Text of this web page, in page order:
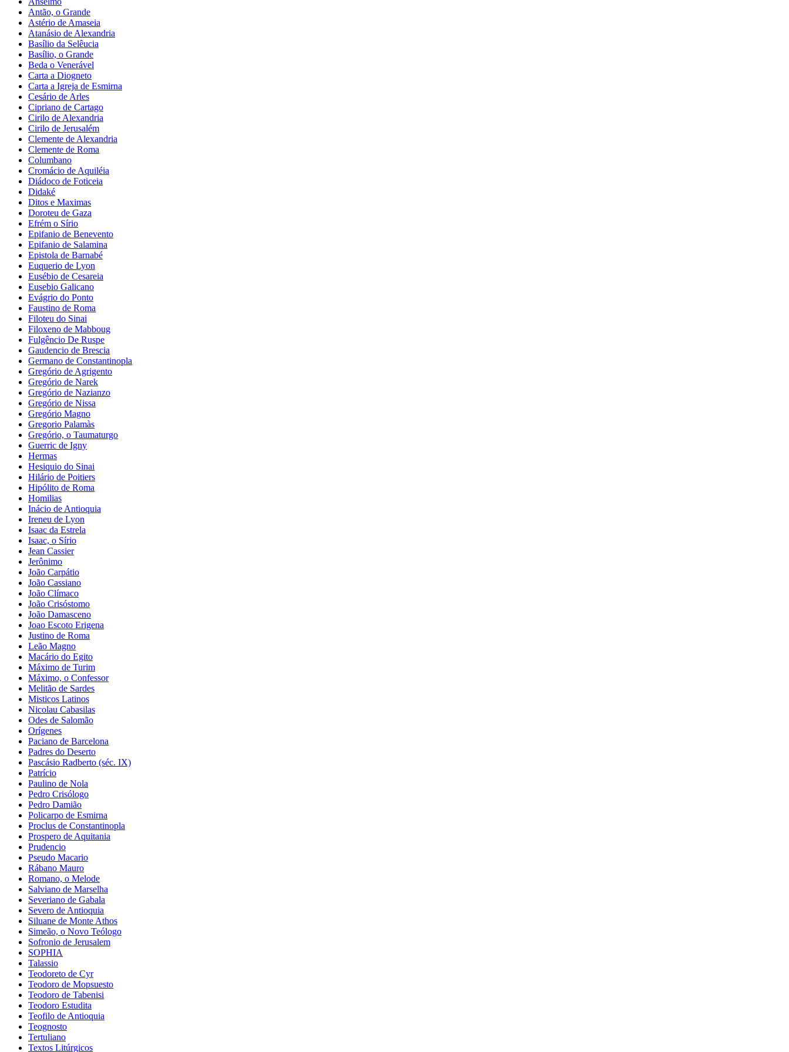
Antão, o Grande
Astério de Amaseia
Atanásio de Alexandria
Basílio da Selêucia
Basílio, o Grande
Beda o Venerável
Carta a Diogneto
Carta a Igreja de Esmirna
Cesário de Arles
Cipriano de Cartago
Cirilo de Alexandria
Cirilo de Jerusalém
Clemente de Alexandria
Clemente de Roma
Columbano
Cromácio de Aquiléia
Diádoco de Foticeia
Didaké
Ditos e Maximas
Doroteu de Gaza
Efrém o Sírio
Epifanio de Benevento
Epifanio de Salamina
Epistola de Barnabé
Euquerio de Lyon
Eusébio de Cesareia
Eusebio Galicano
Evágrio do Ponto
Faustino de Roma
Filoteu do Sinai
Filoxeno de Mabboug
Fulgêncio De Ruspe
Gaudencio de Brescia
Germano de Constantinopla
Gregório de Agrigento
Gregório de Narek
Gregório de Nazianzo
Gregório de Nissa
Gregório Magno
Gregorio Palamàs
Gregório, o Taumaturgo
Guerric de Igny
Hermas
Hesiquio do Sinai
Hilário de Poitiers
Hipólito de Roma
Homilias
Inácio de Antioquia
Ireneu de Lyon
Isaac da Estrela
Isaac, o Sírio
Jean Cassier
Jerônimo
João Carpátio
João Cassiano
João Clímaco
João Crisóstomo
João Damasceno
Joao Escoto Erigena
Justino de Roma
Leão Magno
Macário do Egito
Máximo de Turim
Máximo, o Confessor
Melitão de Sardes
Misticos Latinos
Nicolau Cabasilas
Odes de Salomão
Orígenes
Paciano de Barcelona
Padres do Deserto
Pascásio Radberto (séc. IX)
Patrício
Paulino de Nola
Pedro Crisólogo
Pedro Damião
Policarpo de Esmirna
Proclus de Constantinopla
Prospero de Aquitania
Prudencio
Pseudo Macario
Rábano Mauro
Romano, o Melode
Salviano de Marselha
Severiano de Gabala
Severo de Antioquia
Siluane de Monte Athos
Simeão, o Novo Teólogo
Sofronio de Jerusalem
SOPHIA
Talassio
Teodoreto de Cyr
Teodoro de Mopsuesto
Teodoro de Tabenisi
Teodoro Estudita
Teofilo de Antioquia
Teognosto
Tertuliano
Textos Litúrgicos